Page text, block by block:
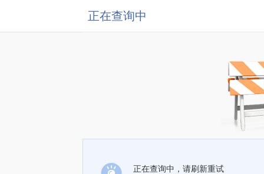
正在查询中
正在查询中，请刷新重试